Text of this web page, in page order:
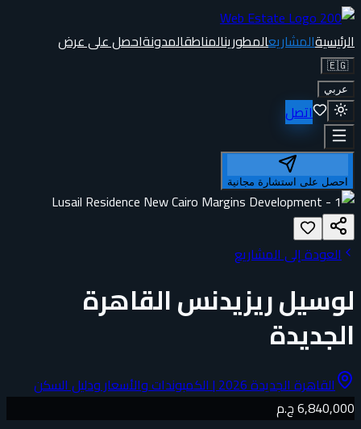
الرئيسيةالمشاريعالمطورينالمناطقالمدونةاحصل على عرض
🇪🇬
عربي
اتصل
احصل على استشارة مجانية
العودة إلى المشاريع
لوسيل ريزيدنس القاهرة
الجديدة
القاهرة الجديدة 2026 | الكمبوندات والأسعار ودليل السكن
6,840,000 ج.م